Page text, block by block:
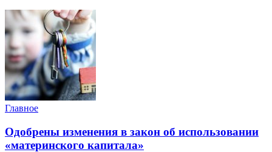
Главное
Одобрены изменения в закон об использовании
«материнского капитала»